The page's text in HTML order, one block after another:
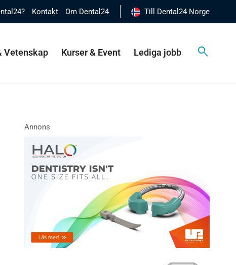
Kontakt Om Dental24 Till Dental24 Norge
Vetenskap Kurser & Event Lediga jobb